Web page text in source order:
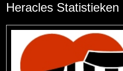
Heracles Statistieken